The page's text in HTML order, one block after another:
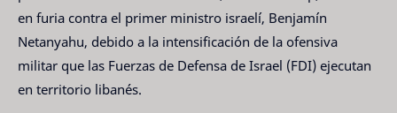
en furia contra el primer ministro israelí, Benjamín
Netanyahu, debido a la intensificación de la ofensiva
militar que las Fuerzas de Defensa de Israel (FDI) ejecutan
en territorio libanés.